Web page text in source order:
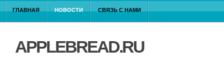
ГЛАВНАЯ НОВОСТИ СВЯЗЬ С НАМИ
APPLEBREAD.RU